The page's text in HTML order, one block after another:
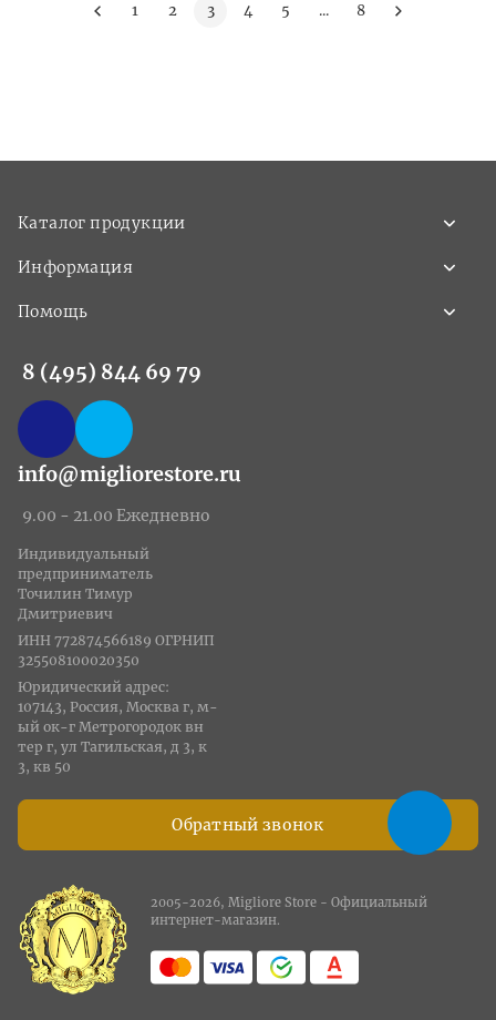
1 2 3 4 5 ... 8
Каталог продукции
Информация
Помощь
8 (495) 844 69 79
info@migliorestore.ru
9.00 - 21.00 Ежедневно
Обратный звонок
Индивидуальный
предприниматель
Точилин Тимур
Дмитриевич
ИНН 772874566189 ОГРНИП
325508100020350
Юридический адрес:
107143, Россия, Москва г, м-
ый ок-г Метрогородок вн
тер г, ул Тагильская, д 3, к
3, кв 50
2005-2026, Migliore Store - Официальный
интернет-магазин.